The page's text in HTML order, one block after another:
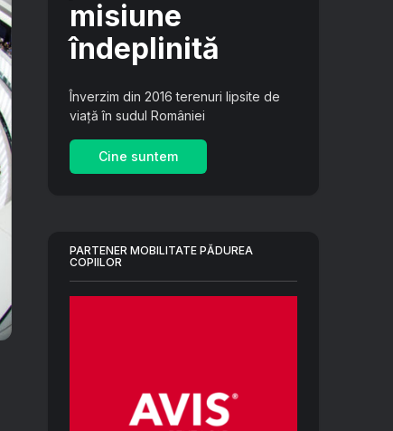
misiune
îndeplinită
Înverzim din 2016 terenuri lipsite de
viață în sudul României
Cine suntem
PARTENER MOBILITATE PĂDUREA
COPIILOR